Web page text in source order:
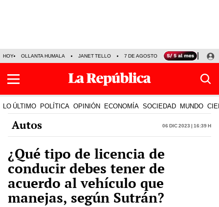
HOY OLLANTA HUMALA JANET TELLO 7 DE AGOSTO TINKA RESULTADOS
LO ÚLTIMO POLÍTICA OPINIÓN ECONOMÍA SOCIEDAD MUNDO
Autos 06 Dic 2023 | 16:39 h
¿Qué tipo de licencia de
conducir debes tener de
acuerdo al vehículo que
manejas, según Sutrán?